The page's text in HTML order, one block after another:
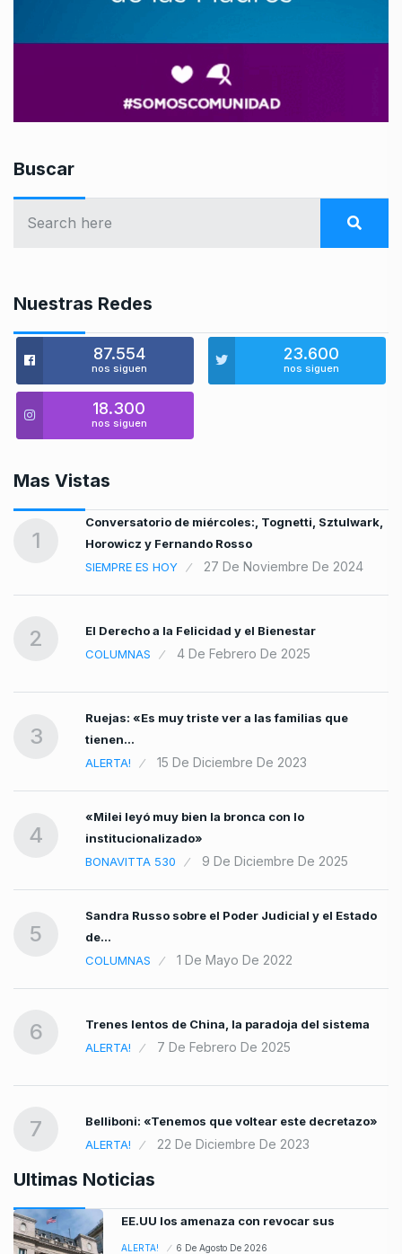
Buscar
Nuestras Redes
87.554
nos siguen
23.600
nos siguen
18.300
nos siguen
Mas Vistas
1
Conversatorio de miércoles:, Tognetti, Sztulwark,
Horowicz y Fernando Rosso
SIEMPRE ES HOY
27 De Noviembre De 2024
2
El Derecho a la Felicidad y el Bienestar
COLUMNAS
4 De Febrero De 2025
3
Ruejas: «Es muy triste ver a las familias que
tienen…
ALERTA!
15 De Diciembre De 2023
4
«Milei leyó muy bien la bronca con lo
institucionalizado»
BONAVITTA 530
9 De Diciembre De 2025
5
Sandra Russo sobre el Poder Judicial y el Estado
de…
COLUMNAS
1 De Mayo De 2022
6
Trenes lentos de China, la paradoja del sistema
ALERTA!
7 De Febrero De 2025
7
Belliboni: «Tenemos que voltear este decretazo»
ALERTA!
22 De Diciembre De 2023
Ultimas Noticias
EE.UU los amenaza con revocar sus
ALERTA! 6 De Agosto De 2026